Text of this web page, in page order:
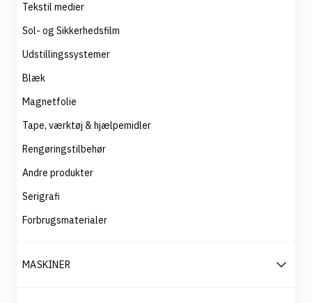
Tekstil medier
Sol- og Sikkerhedsfilm
Udstillingssystemer
Blæk
Magnetfolie
Tape, værktøj & hjælpemidler
Rengøringstilbehør
Andre produkter
Serigrafi
Forbrugsmaterialer
MASKINER